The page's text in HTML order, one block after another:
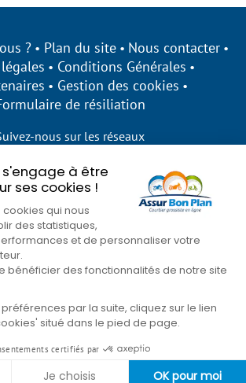
à être
ses cookies !
cookies qui nous
des statistiques,
et de personnaliser votre
bénéficier des fonctionnalités de notre site
par la suite, cliquez sur le lien
situé dans le pied de page.
certifiés par
Je choisis OK pour moi
? Plan du site
Nous contacter
Conditions Générales
Gestion des cookies
de résiliation
nous sur les réseaux